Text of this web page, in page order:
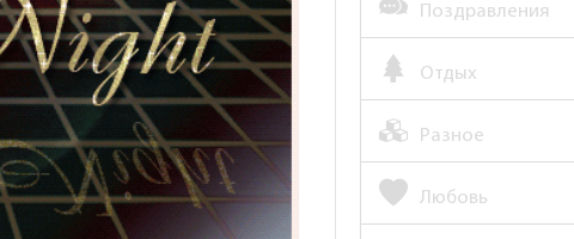
Поздравления
Отдых
Разное
Любовь